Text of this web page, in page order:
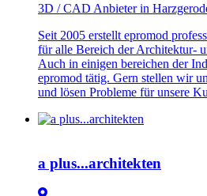
3D / CAD Anbieter in
Seit 2005 erstellt epromod
für alle Bereich der Architektur-
Auch in einigen bereichen der
epromod tätig. Gern stellen wir
und lösen Probleme für unsere
a plus...architekten